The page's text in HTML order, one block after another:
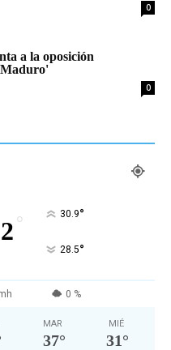
0
a la oposición
Maduro'
0
° 30.9°
28.5°
0 %
MAR
37°
MIÉ
31°